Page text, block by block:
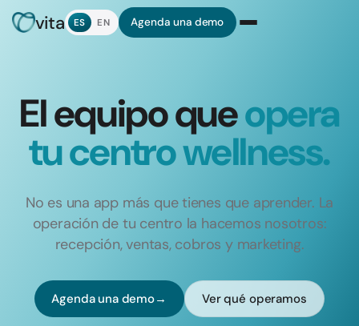
vita ES EN Agenda una demo
El equipo queopera
tu centro wellness.
No es una app más que tienes que aprender. La
operación de tu centro la hacemos nosotros:
recepción, ventas, cobros y marketing.
Agenda una demo→ Ver qué operamos